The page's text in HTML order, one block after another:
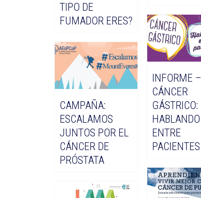
TIPO DE
FUMADOR ERES?
INFORME –
CÁNCER
GÁSTRICO:
HABLANDO
ENTRE
PACIENTES
CAMPAÑA:
ESCALAMOS
JUNTOS POR EL
CÁNCER DE
PRÓSTATA